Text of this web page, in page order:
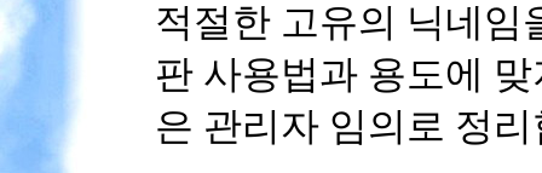
적절한 고유의 닉네임
판 사용법과 용도에
은 관리자 임의로 정